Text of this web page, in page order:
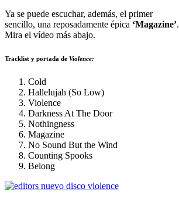
Ya se puede escuchar, además, el primer
sencillo, una reposadamente épica ‘Magazine’.
Mira el vídeo más abajo.
Tracklist y portada de Violence:
Cold
Hallelujah (So Low)
Violence
Darkness At The Door
Nothingness
Magazine
No Sound But the Wind
Counting Spooks
Belong